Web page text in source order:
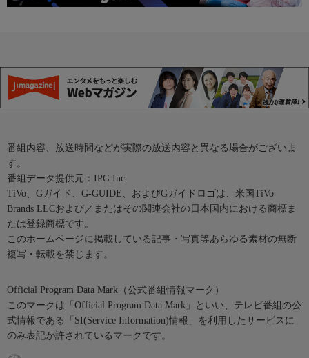
番組内容、放送時間などが実際の放送内容と異なる場合がございま
す。
番組データ提供元：IPG Inc.
TiVo、Gガイド、G-GUIDE、およびGガイドロゴは、米国TiVo
Brands LLCおよび／またはその関連会社の日本国内における商標ま
たは登録商標です。
このホームページに掲載している記事・写真等あらゆる素材の無断
複写・転載を禁じます。
Official Program Data Mark（公式番組情報マーク）
このマークは「Official Program Data Mark」といい、テレビ番組の公
式情報である「SI(Service Information)情報」を利用したサービスに
のみ表記が許されているマークです。